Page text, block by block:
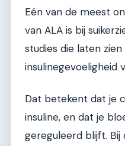
Eén van de meest
van ALA is bij
studies die laten
insulinegevoeligheid
Dat betekent dat je
insuline, en dat je
gereguleerd blijft.